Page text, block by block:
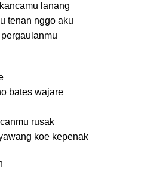
lanang
tenan nggo aku
bates wajare
rusak
koe kepenak